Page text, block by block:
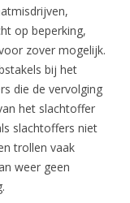
op beperking,
zover mogelijk.
bij het
die de vervolging
het slachtoffer
slachtoffers niet
trollen vaak
weer geen